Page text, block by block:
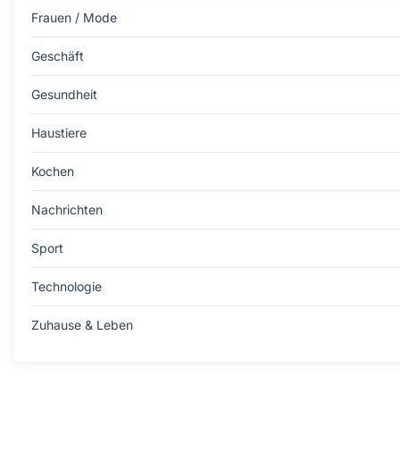
Frauen / Mode
Geschäft
Gesundheit
Haustiere
Kochen
Nachrichten
Sport
Technologie
Zuhause & Leben